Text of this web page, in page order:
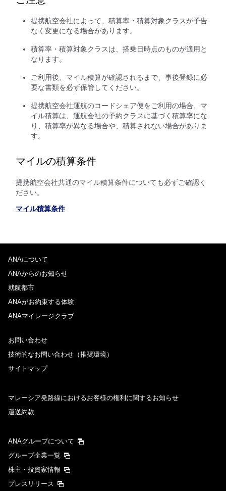
提携航空会社によって、積算率・積算対象クラスが予告
なく変更になる場合があります。
積算率・積算対象クラスは、搭乗日時点のものが適用と
なります。
ご利用後、マイル積算が確認されるまで、事後登録に必
要な書類を必ず保管してください。
提携航空会社運航のコードシェア便をご利用の場合、マ
イル積算は、運航会社の予約クラスに基づく積算率にな
り、積算率が異なる場合や、積算されない場合がありま
す。
マイルの積算条件
提携航空会社共通のマイル積算条件についても必ずご確認く
ださい。
マイル積算条件
ANAについて
ANAからのお知らせ
就航都市
ANAがお約束する体験
ANAマイレージクラブ
お問い合わせ
技術的なお問い合わせ（推奨環境）
サイトマップ
マレーシア発路線におけるお客様の権利に関するお知らせ
運送約款
ANAグループについて
グループ企業一覧
株主・投資家情報
プレスリリース